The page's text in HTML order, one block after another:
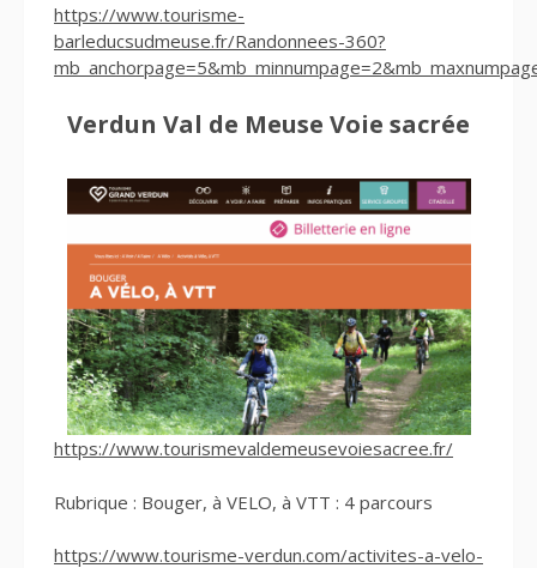
https://www.tourisme-
barleducsudmeuse.fr/Randonnees-360?
Verdun Val de Meuse Voie sacrée
https://www.tourismevaldemeusevoiesacree.fr/
Rubrique : Bouger, à VELO, à VTT : 4 parcours
https://www.tourisme-verdun.com/activites-a-velo-